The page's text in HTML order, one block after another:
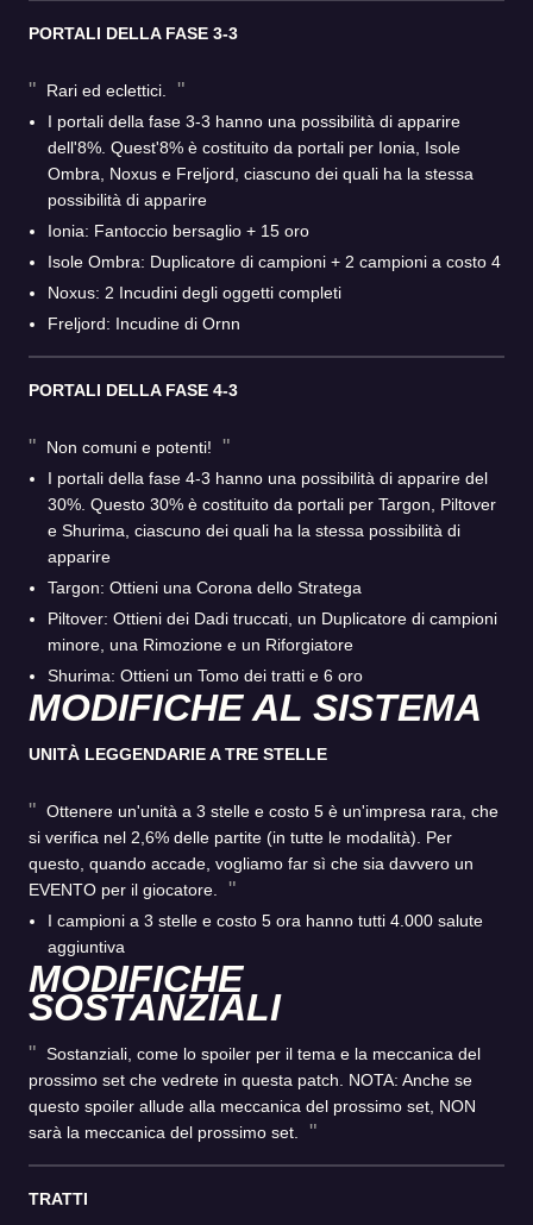
PORTALI DELLA FASE 3-3
Rari ed eclettici.
I portali della fase 3-3 hanno una possibilità di apparire
dell'8%. Quest'8% è costituito da portali per Ionia, Isole
Ombra, Noxus e Freljord, ciascuno dei quali ha la stessa
possibilità di apparire
Ionia: Fantoccio bersaglio + 15 oro
Isole Ombra: Duplicatore di campioni + 2 campioni a costo 4
Noxus: 2 Incudini degli oggetti completi
Freljord: Incudine di Ornn
PORTALI DELLA FASE 4-3
Non comuni e potenti!
I portali della fase 4-3 hanno una possibilità di apparire del
30%. Questo 30% è costituito da portali per Targon, Piltover
e Shurima, ciascuno dei quali ha la stessa possibilità di
apparire
Targon: Ottieni una Corona dello Stratega
Piltover: Ottieni dei Dadi truccati, un Duplicatore di campioni
minore, una Rimozione e un Riforgiatore
Shurima: Ottieni un Tomo dei tratti e 6 oro
MODIFICHE AL SISTEMA
UNITÀ LEGGENDARIE A TRE STELLE
Ottenere un'unità a 3 stelle e costo 5 è un'impresa rara, che
si verifica nel 2,6% delle partite (in tutte le modalità). Per
questo, quando accade, vogliamo far sì che sia davvero un
EVENTO per il giocatore.
I campioni a 3 stelle e costo 5 ora hanno tutti 4.000 salute
aggiuntiva
MODIFICHE
SOSTANZIALI
Sostanziali, come lo spoiler per il tema e la meccanica del
prossimo set che vedrete in questa patch. NOTA: Anche se
questo spoiler allude alla meccanica del prossimo set, NON
sarà la meccanica del prossimo set.
TRATTI